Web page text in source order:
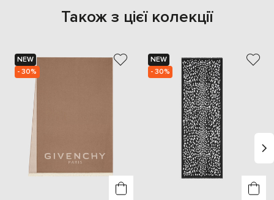
Також з цієї колекції
NEW
- 30%
NEW
- 30%